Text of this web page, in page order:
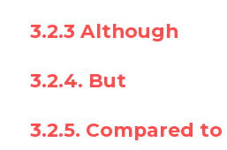
3.2.3 Although
3.2.4. But
3.2.5. Compared to